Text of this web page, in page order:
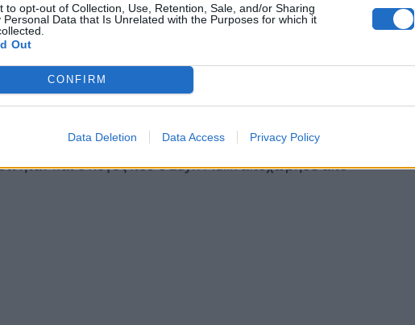
to opt-out of Collection, Use, Retention, Sale, and/or Sharing
Personal Data that Is Unrelated with the Purposes for which it
Out
CONFIRM
Data Deletion Data Access Privacy Policy
με τον στίχο «κανείς δεν μπορεί να σε αγαπήσει,
έσπευσαν να την παρηγορήσουν
και μηνύματα αγάπης στην τραγουδίστρια
ήταν και ο λόγος που ο Zayn Malik αποχώρησε από